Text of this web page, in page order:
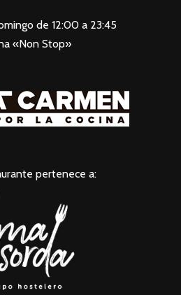
de 12:00 a 23:45
«Non Stop»
pertenece a: